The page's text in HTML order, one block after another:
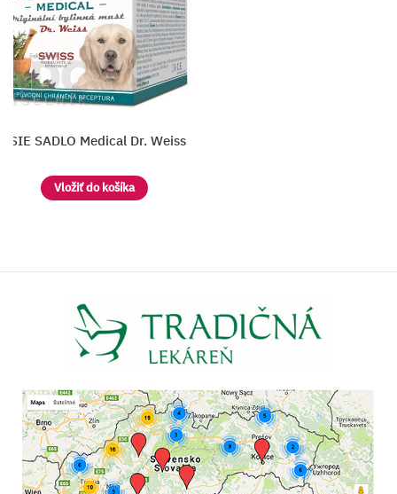
PSIE SADLO Medical Dr. Weiss
Vložiť do košíka